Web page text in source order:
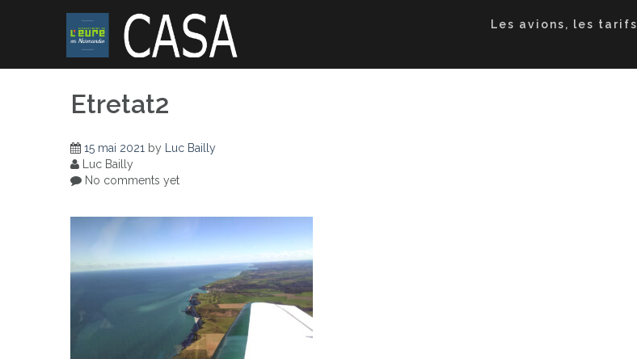
Les avions, les tarifs
Etretat2
15 mai 2021 by
Luc Bailly
Luc Bailly
No comments yet